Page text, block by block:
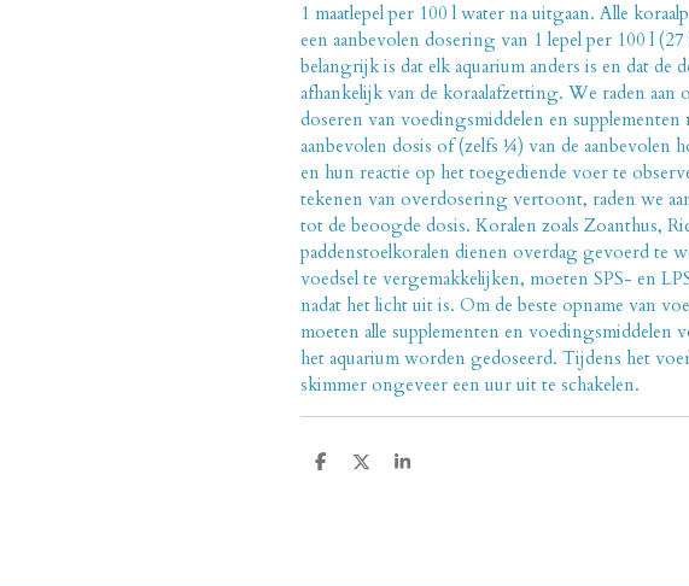
1 maatlepel per 100 l water na uitgaan. Alle
een aanbevolen dosering van 1 lepel per 100 l
belangrijk is dat elk aquarium anders is en dat de
afhankelijk van de koraalafzetting. We raden aan
doseren van voedingsmiddelen en supplementen
aanbevolen dosis of (zelfs ¼) van de aanbevolen
en hun reactie op het toegediende voer te
tekenen van overdosering vertoont, raden we
tot de beoogde dosis. Koralen zoals Zoanthus,
paddenstoelkoralen dienen overdag gevoerd te
voedsel te vergemakkelijken, moeten SPS- en
nadat het licht uit is. Om de beste opname van
moeten alle supplementen en voedingsmiddelen
het aquarium worden gedoseerd. Tijdens het
skimmer ongeveer een uur uit te schakelen.
D
D
S